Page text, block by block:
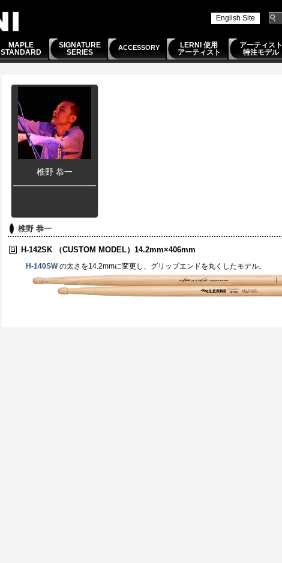
English Site
MAPLE
STANDARD
SIGNATURE
SERIES
ACCESSORY
LERNI 使用
アーティスト
アーティスト
特注モデル
椎野 恭一
椎野 恭一
H-142SK （CUSTOM MODEL） 14.2mm×406mm
H-140SWの太さを14.2mmに変更し、グリップエンドを丸くしたモデル。